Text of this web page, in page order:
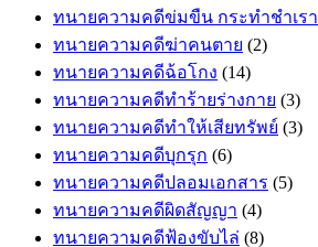
ทนายความคดีข่มขืน กระทำชำเรา
ทนายความคดีฆ่าคนตาย (2)
ทนายความคดีฉ้อโกง (14)
ทนายความคดีทำร้ายร่างกาย (3)
ทนายความคดีทำให้เสียทรัพย์ (3)
ทนายความคดีบุกรุก (6)
ทนายความคดีปลอมเอกสาร (5)
ทนายความคดีผิดสัญญา (4)
ทนายความคดีฟ้องขับไล่ (8)